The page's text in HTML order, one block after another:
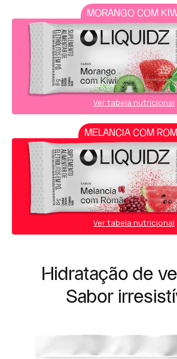
MORANGO COM
Ver tabela nutricional
MELANCIA COM
Ver tabela nutricional
Hidratação de
Sabor